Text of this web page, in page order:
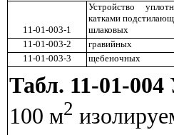
Устройство
катками
11-01-003-1
шлаковых
11-01-003-2 гравийных
11-01-003-3 щебеночных
Табл. 11-01-004
100 м2